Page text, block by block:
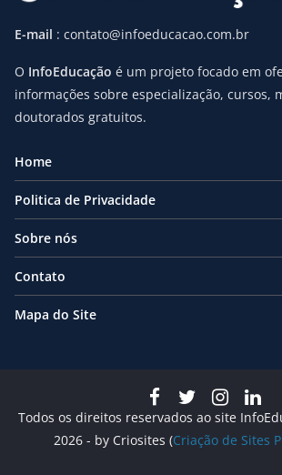
E-mail : contato@infoeducacao.com.br
O InfoEducação é um projeto focado em
informações sobre especialização, cursos,
doutorados gratuitos.
Home
Politica de Privacidade
Sobre nós
Contato
Mapa do Site
Todos os direitos reservados ao site
2026 - by Criosites (Criação de Sites